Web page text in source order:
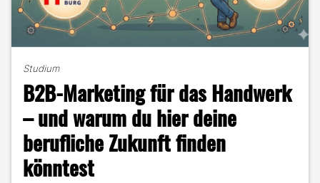
Studium
B2B-Marketing für das Handwerk
– und warum du hier deine
berufliche Zukunft finden
könntest